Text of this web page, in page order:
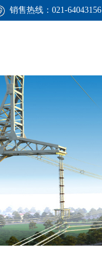
销售热线：021-64043156
应用领域 联系我们